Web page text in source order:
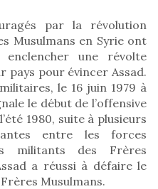
par la révolution
Musulmans en Syrie ont
une révolte
pays pour évincer Assad.
le 16 juin 1979 à
le début de l’offensive
1980, suite à plusieurs
entre les forces
militants des Frères
a réussi à défaire le
Musulmans.